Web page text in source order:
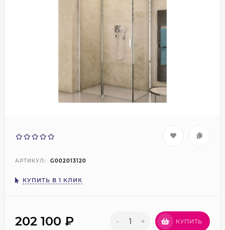
АРТИКУЛ: G002013120
КУПИТЬ В 1 КЛИК
202 100 ₽ - + КУПИТЬ